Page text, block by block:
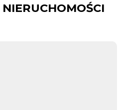
NIERUCHOMOŚCI